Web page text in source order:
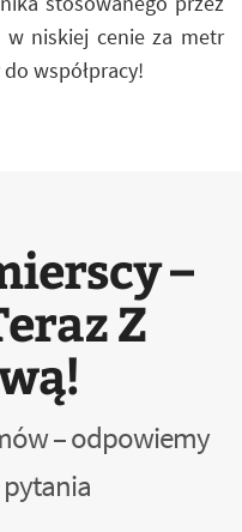
niskiej cenie za metr
współpracy!
–
Z
– odpowiemy
pytania